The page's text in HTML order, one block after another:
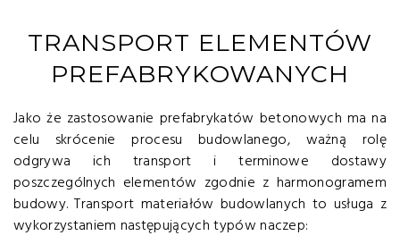
TRANSPORT ELEMENTÓW
PREFABRYKOWANYCH
Jako że zastosowanie prefabrykatów betonowych ma na
celu skrócenie procesu budowlanego, ważną rolę
odgrywa ich transport i terminowe dostawy
poszczególnych elementów zgodnie z harmonogramem
budowy. Transport materiałów budowlanych to usługa z
wykorzystaniem następujących typów naczep: